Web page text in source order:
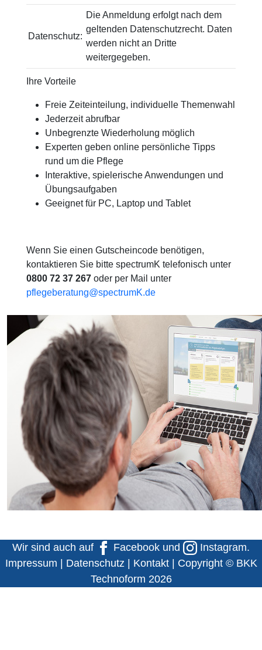
Datenschutz:
Die Anmeldung erfolgt nach dem
geltenden Datenschutzrecht. Daten
werden nicht an Dritte
weitergegeben.
Ihre Vorteile
Freie Zeiteinteilung, individuelle Themenwahl
Jederzeit abrufbar
Unbegrenzte Wiederholung möglich
Experten geben online persönliche Tipps
rund um die Pflege
Interaktive, spielerische Anwendungen und
Übungsaufgaben
Geeignet für PC, Laptop und Tablet
Wenn Sie einen Gutscheincode benötigen,
kontaktieren Sie bitte spectrumK telefonisch unter
0800 72 37 267 oder per Mail unter
pflegeberatung@spectrumK.de
Wir sind auch auf Facebook und Instagram.
Impressum
Datenschutz| Kontakt| Copyright © BKK
Technoform 2026